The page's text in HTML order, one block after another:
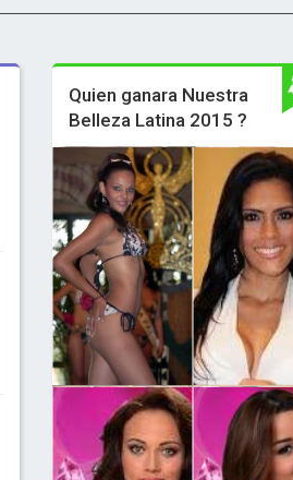
Quien ganara Nuestra
Belleza Latina 2015 ?